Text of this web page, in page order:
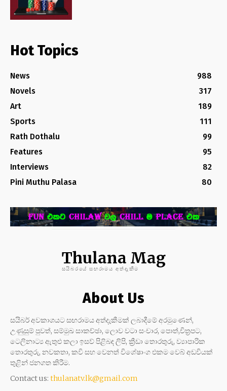
Hot Topics
News
988
Novels
317
Art
189
Sports
111
Rath Dothalu
99
Features
95
Interviews
82
Pini Muthu Palasa
80
Thulana Mag
සයිබරයේ සඟරාමය අත්දැකීම
About Us
සයිබර් අවකාශයට සඟරාමය අත්දැකීමක් ලබාදීමේ අරමුණෙන්,
උණුසුම් පුවත්, සම්මුඛ සාකච්ඡා, ලොව වටා සංචාර, පොත්,චිත්‍රපට,
ටෙලිනාට්‍ය ඇතුළු කලා ඉසව් පිළිබඳ ලිපි, ක්‍රීඩා තොරතුරු, ව්‍යාපාරික
තොරතුරු, නවකතා, කවි සහ වෙනත් විශේෂාංග එකම වෙබ් අඩවියක්
තුළින් ජනගත කිරීම.
Contact us: thulanatv.lk@gmail.com